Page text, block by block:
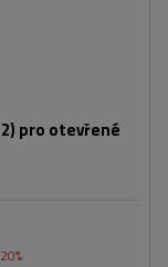
pro otevřené